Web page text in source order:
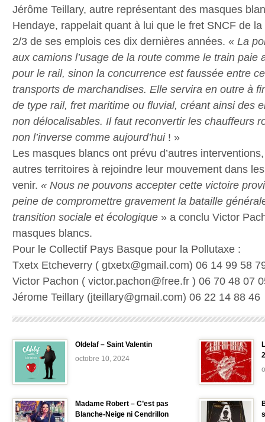
Jérôme Teillary, autre représentant des masques
Hendaye, rappelait quant à lui que le fret SNCF de
2/3 de ses emplois ces dix dernières années. « La
aux camions l’usage de la route comme le train paie
pour le rail, sinon la concurrence est faussée entre
transports de marchandises. Elle servira en outre à
de type rail, fret maritime ou fluvial, créant ainsi des
non délocalisables. Il faut reconvertir les chauffeurs
non l’inverse comme aujourd’hui! »
Les masques blancs ont prévu d’autres
autres territoires à rejoindre leur mouvement dans
venir. « Nous ne pouvons accepter cette victoire
peine de compromettre gravement la bataille
transition sociale et écologique » a conclu Victor
masques blancs.
Pour le Collectif Pays Basque pour la Pollutaxe :
Txetx Etcheverry ( gtxetx@gmail.com) 06 14 99 58
Victor Pachon ( victor.pachon@free.fr ) 06 70 48 07
Jérome Teillary (jteillary@gmail.com) 06 22 14 88 46
Oldelaf – Saint Valentin
octobre 10, 2024
Madame Robert – C’est pas
Blanche-Neige ni Cendrillon